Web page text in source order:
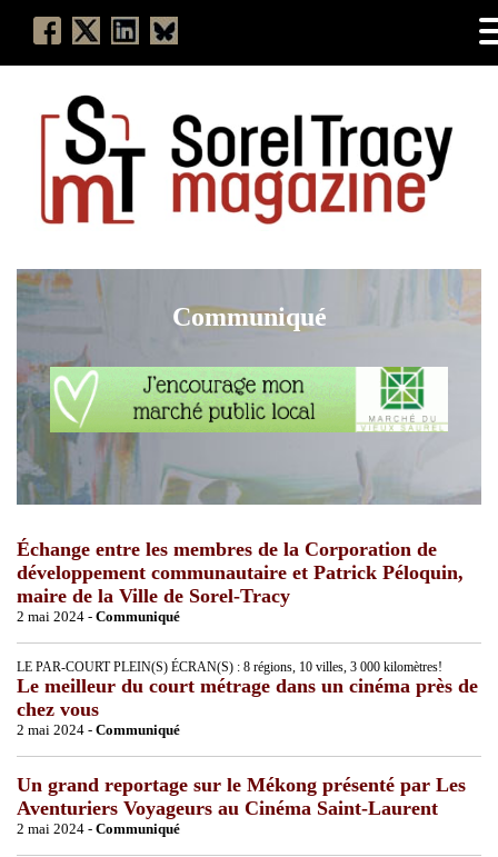
Communiqué
Échange entre les membres de la Corporation de
développement communautaire et Patrick Péloquin,
maire de la Ville de Sorel-Tracy
2 mai 2024 - Communiqué
LE PAR-COURT PLEIN(S) ÉCRAN(S) : 8 régions, 10 villes, 3 000 kilomètres!
Le meilleur du court métrage dans un cinéma près de
chez vous
2 mai 2024 - Communiqué
Un grand reportage sur le Mékong présenté par Les
Aventuriers Voyageurs au Cinéma Saint-Laurent
2 mai 2024 - Communiqué